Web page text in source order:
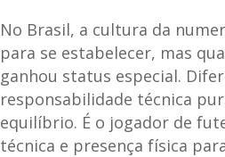
No Brasil, a cultura da
para se estabelecer, mas
ganhou status especial.
responsabilidade técnica
equilíbrio. É o jogador de
técnica e presença física